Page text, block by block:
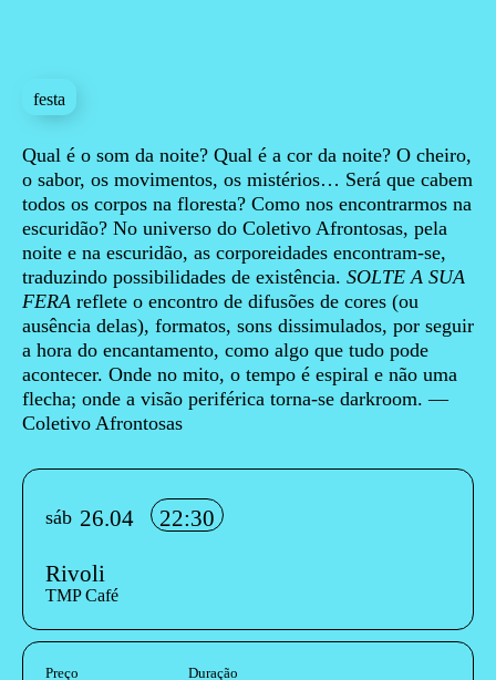
Sinopse
Qual é o som da noite? Qual é a cor da noite? O cheiro,
o sabor, os movimentos, os mistérios… Será que cabem
todos os corpos na floresta? Como nos encontrarmos na
escuridão? No universo do Coletivo Afrontosas, pela
noite e na escuridão, as corporeidades encontram-se,
traduzindo possibilidades de existência. SOLTE A SUA
FERA reflete o encontro de difusões de cores (ou
ausência delas), formatos, sons dissimulados, por seguir
a hora do encantamento, como algo que tudo pode
acontecer. Onde no mito, o tempo é espiral e não uma
flecha; onde a visão periférica torna-se darkroom. —
Coletivo Afrontosas
festa
Info sobre horário e bilhetes
sáb 26.04 22:30
Rivoli
TMP Café
InformaÃ§Ã£o adicional
Preço
Duração